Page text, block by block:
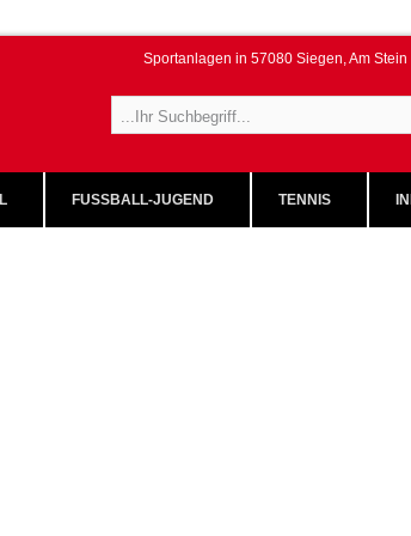
Sportanlagen in 57080 Siegen, Am Stein
FUSSBALL-JUGEND TENNIS